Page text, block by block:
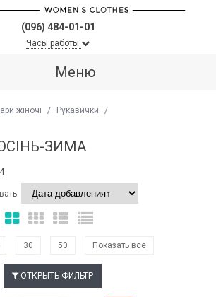
(096) 484-01-01
Часы работы
Меню
жіночі / Рукавички /
ЗИМА
30 50 Показать все
ОТКРЫТЬ ФИЛЬТР